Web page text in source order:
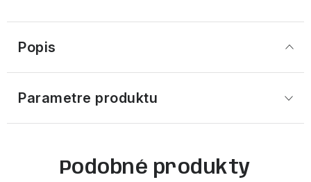
Popis
Parametre produktu
Podobné produkty